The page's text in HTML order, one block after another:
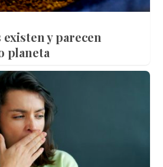
y parecen
planeta